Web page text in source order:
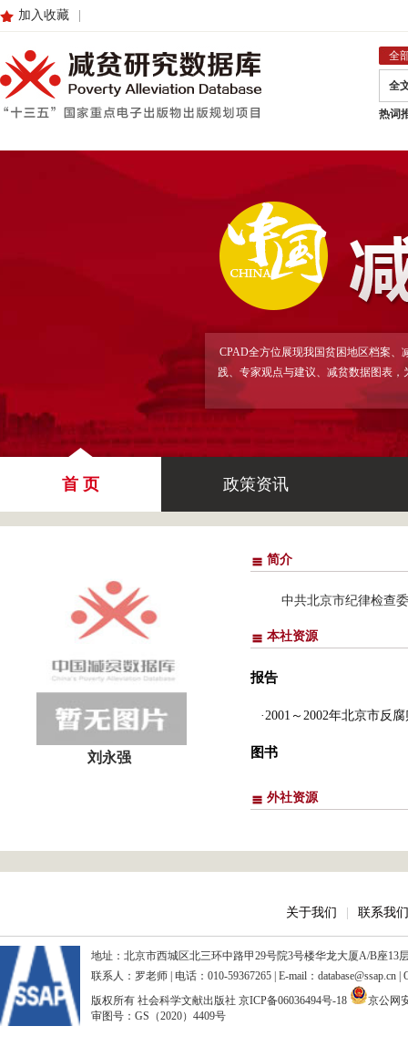
加入收藏
全
全
热词
CPAD全方位展现我国贫困地区档案
践、专家观点与建议、减贫数据图表
首 页 政策资讯
刘永强
简介
中共北京市纪律检查
本社资源
报告
·2001～2002年北京市反
图书
外社资源
关于我们 联系我们
地址：北京市西城区北三环中路甲29号院3号楼华龙大厦A/B座13
联系人：罗老师 | 电话：010-59367265 | E-mail：database@ssap.cn
版权所有 社会科学文献出版社 京ICP备06036494号-18
京公网
审图号：GS（2020）4409号